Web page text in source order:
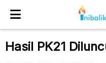
Hasil PK21